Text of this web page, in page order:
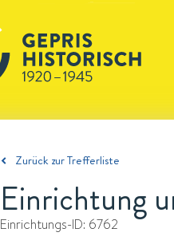
Zurück zur Trefferliste
Einrichtung
Einrichtungs-ID: 6762